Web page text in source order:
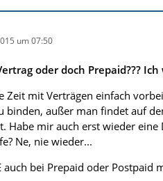
um 07:50
oder doch Prepaid???
Zeit mit Verträgen einfach
binden, außer man findet auf
Habe mir auch erst wieder
Ne, nie wieder...
auch bei Prepaid oder